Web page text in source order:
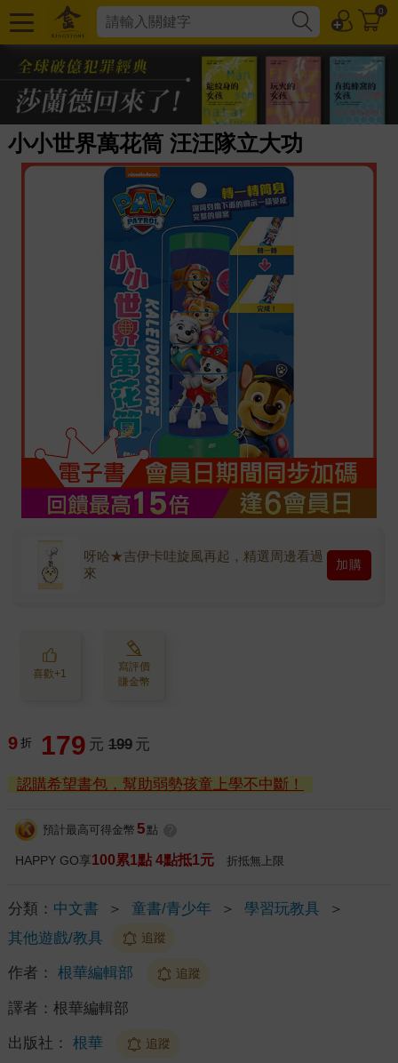
0
小小世界萬花筒 汪汪隊立大功
呀哈★吉伊卡哇旋風再起，精選周邊看過
來
加購
喜歡+1
寫評價
賺金幣
9 折 179 元 199 元
認購希望書包，幫助弱勢孩童上學不中斷！
預計最高可得金幣 5 點
HAPPY GO享100累1點 4點抵1元 折抵無上限
分類： 中文書 ＞ 童書/青少年 ＞ 學習玩教具
＞
其他遊戲/教具
追蹤
作者： 根華編輯部 追蹤
譯者： 根華編輯部
出版社： 根華 追蹤